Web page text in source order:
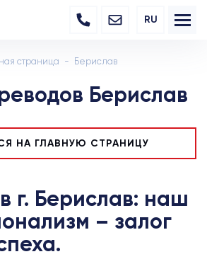
RU
страница Берислав
Берислав
НА ГЛАВНУЮ СТРАНИЦУ
г. Берислав: наш
– залог